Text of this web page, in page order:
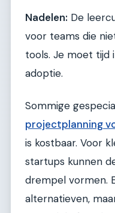
Nadelen: De
voor teams die
tools. Je moet tijd
adoptie.
Sommige
projectplanning
is kostbaar. Voor
startups kunnen
drempel vormen.
alternatieven,